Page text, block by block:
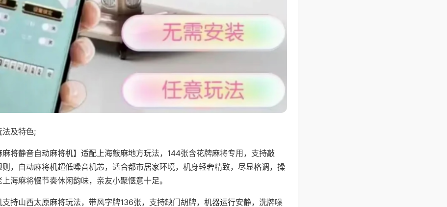
法及特色;
麻将静音自动麻将机】适配上海敲麻地方玩法，144张含花牌麻将专用，支持敲
则，自动麻将机超低噪音机芯，适合都市居家环境，机身轻奢精致，尽显格调，操
海麻将慢节奏休闲韵味，亲友小聚惬意十足。
支持山西太原麻将玩法，带风字牌136张，支持缺门胡牌，机器运行安静，洗牌噪